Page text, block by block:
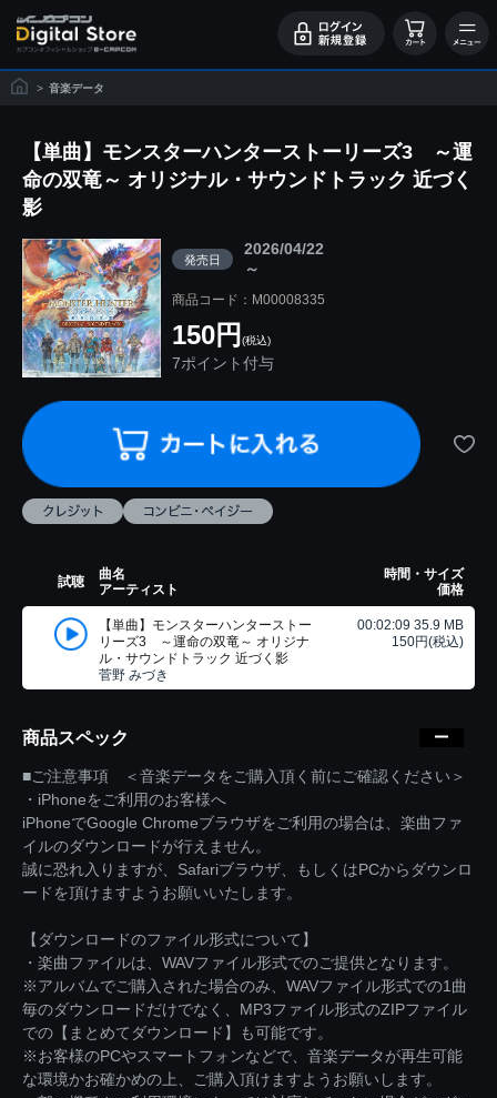
> 音楽データ
【単曲】モンスターハンターストーリーズ3 ～運
命の双竜～ オリジナル・サウンドトラック 近づく
影
発売日
2026/04/22
～
商品コード：M00008335
150円 (税込)
7ポイント付与
試聴
曲名
アーティスト
時間・サイズ
価格
【単曲】モンスターハンターストー
リーズ3 ～運命の双竜～ オリジナ
ル・サウンドトラック 近づく影
菅野 みづき
00:02:09 35.9 MB
150円(税込)
商品スペック
■ご注意事項 ＜音楽データをご購入頂く前にご確認ください＞
・iPhoneをご利用のお客様へ
iPhoneでGoogle Chromeブラウザをご利用の場合は、楽曲ファ
イルのダウンロードが行えません。
誠に恐れ入りますが、Safariブラウザ、もしくはPCからダウンロ
ードを頂けますようお願いいたします。
【ダウンロードのファイル形式について】
・楽曲ファイルは、WAVファイル形式でのご提供となります。
※アルバムでご購入された場合のみ、WAVファイル形式での1曲
毎のダウンロードだけでなく、MP3ファイル形式のZIPファイル
での【まとめてダウンロード】も可能です。
※お客様のPCやスマートフォンなどで、音楽データが再生可能
な環境かお確かめの上、ご購入頂けますようお願いします。